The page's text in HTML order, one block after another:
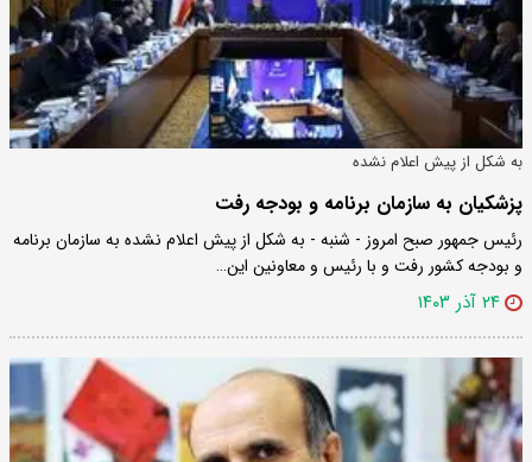
به شکل از پیش اعلام نشده
پزشکیان به سازمان برنامه و بودجه رفت
رئیس جمهور صبح امروز - شنبه - به شکل از پیش اعلام نشده به سازمان برنامه
و بودجه کشور رفت و با رئیس و معاونین این…
۲۴ آذر ۱۴۰۳